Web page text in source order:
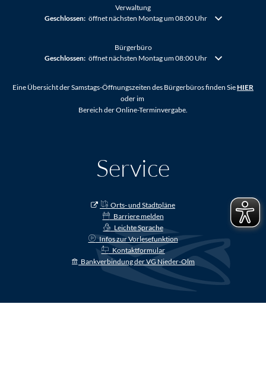
Verwaltung
Klicken, um weitere Öffnungs- oder Schließzeiten auszublenden
Geschlossen: öffnet nächsten Montag um 08:00 Uhr
Bürgerbüro
Klicken, um weitere Öffnungs- oder Schließzeiten auszublenden
Geschlossen: öffnet nächsten Montag um 08:00 Uhr
Eine Übersicht der Samstags-Öffnungszeiten des Bürgerbüros finden SieHIER
oder im
Bereich der Online-Terminvergabe.
Service
Orts- und Stadtpläne
Barriere melden
Leichte Sprache
Infos zur Vorlesefunktion
Kontaktformular
Bankverbindung der VG Nieder-Olm